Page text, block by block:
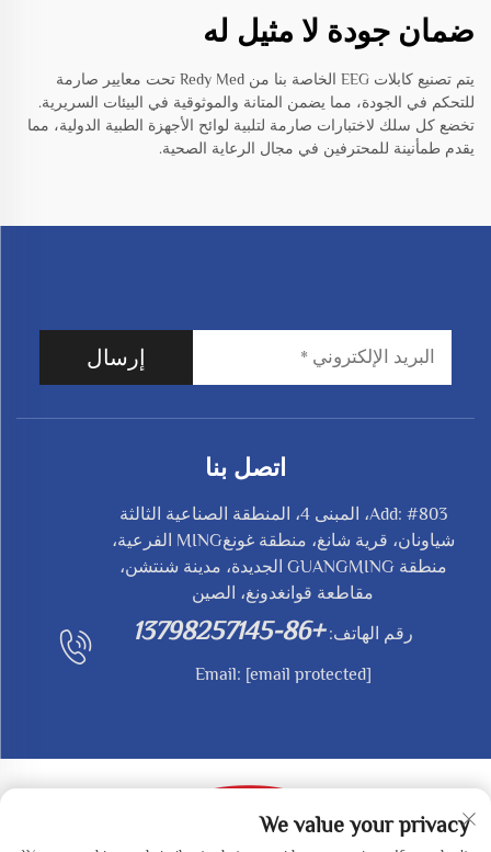
ضمان جودة لا مثيل له
يتم تصنيع كابلات EEG الخاصة بنا من Redy Med تحت معايير صارمة
للتحكم في الجودة، مما يضمن المتانة والموثوقية في البيئات السريرية.
تخضع كل سلك لاختبارات صارمة لتلبية لوائح الأجهزة الطبية الدولية، مما
يقدم طمأنينة للمحترفين في مجال الرعاية الصحية.
إرسال
اتصل بنا
Add: #803، المبنى 4، المنطقة الصناعية الثالثة
شياونان، قرية شانغ، منطقة غونغMING الفرعية،
منطقة GUANGMING الجديدة، مدينة شنتشن،
مقاطعة قوانغدونغ، الصين
رقم الهاتف: +86-13798257145
Email: [email protected]
We value your privacy